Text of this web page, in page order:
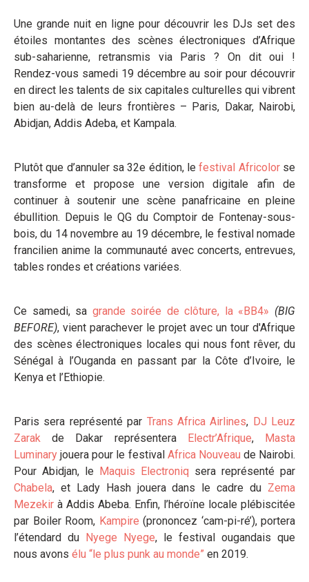
Une grande nuit en ligne pour découvrir les DJs set des
étoiles montantes des scènes électroniques d’Afrique
sub-saharienne, retransmis via Paris ? On dit oui !
Rendez-vous samedi 19 décembre au soir pour découvrir
en direct les talents de six capitales culturelles qui vibrent
bien au-delà de leurs frontières – Paris, Dakar, Nairobi,
Abidjan, Addis Adeba, et Kampala.
Plutôt que d’annuler sa 32e édition, lefestival Africolorse
transforme et propose une version digitale afin de
continuer à soutenir une scène panafricaine en pleine
ébullition. Depuis le QG du Comptoir de Fontenay-sous-
bois, du 14 novembre au 19 décembre, le festival nomade
francilien anime la communauté avec concerts, entrevues,
tables rondes et créations variées.
Ce samedi, sa grande soirée de clôture, la «BB4» (BIG
BEFORE), vient parachever le projet avec un tour d'Afrique
des scènes électroniques locales qui nous font rêver, du
Sénégal à l’Ouganda en passant par la Côte d’Ivoire, le
Kenya et l’Ethiopie.
Paris sera représenté par Trans Africa Airlines, DJ Leuz
Zarak de Dakar représentera Electr’Afrique, Masta
Luminary jouera pour le festival Africa Nouveau de Nairobi.
Pour Abidjan, le Maquis Electroniq sera représenté par
Chabela, et Lady Hash jouera dans le cadre du Zema
Mezekir à Addis Abeba. Enfin, l’héroïne locale plébiscitée
par Boiler Room, Kampire (prononcez ‘cam-pi-ré’), portera
l’étendard du Nyege Nyege, le festival ougandais que
nous avons élu “le plus punk au monde” en 2019.